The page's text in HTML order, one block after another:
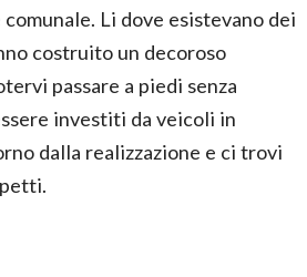
Li dove esistevano dei
costruito un decoroso
passare a piedi senza
investiti da veicoli in
dalla realizzazione e ci trovi